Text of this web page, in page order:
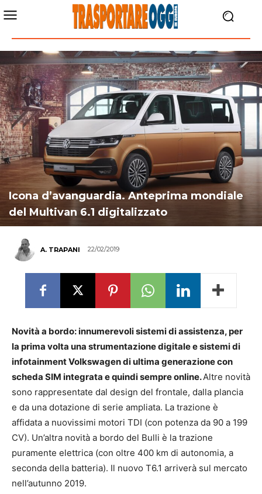
Icona d’avanguardia. Anteprima mondiale
del Multivan 6.1 digitalizzato
A. TRAPANI 22/02/2019
Novità a bordo: innumerevoli sistemi di assistenza, per
la prima volta una strumentazione digitale e sistemi di
infotainment Volkswagen di ultima generazione con
scheda SIM integrata e quindi sempre online.Altre novità
sono rappresentate dal design del frontale, dalla plancia
e da una dotazione di serie ampliata. La trazione è
affidata a nuovissimi motori TDI (con potenza da 90 a 199
CV). Un’altra novità a bordo del Bulli è la trazione
puramente elettrica (con oltre 400 km di autonomia, a
seconda della batteria). Il nuovo T6.1 arriverà sul mercato
nell’autunno 2019.